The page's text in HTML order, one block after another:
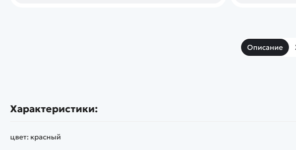
Описание
Характеристики:
цвет: красный